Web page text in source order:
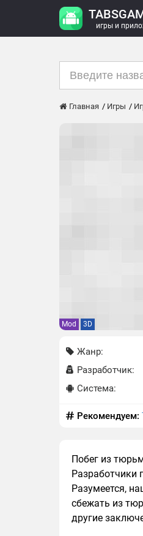
игры и
Главная Игры
Mod 3D
Жанр:
Разработчик:
Система:
Рекомендуем:
Побег из
Разработчики
Разумеется,
сбежать из
другие